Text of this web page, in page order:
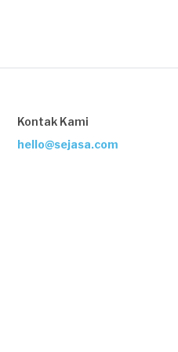
Kontak Kami
hello@sejasa.com